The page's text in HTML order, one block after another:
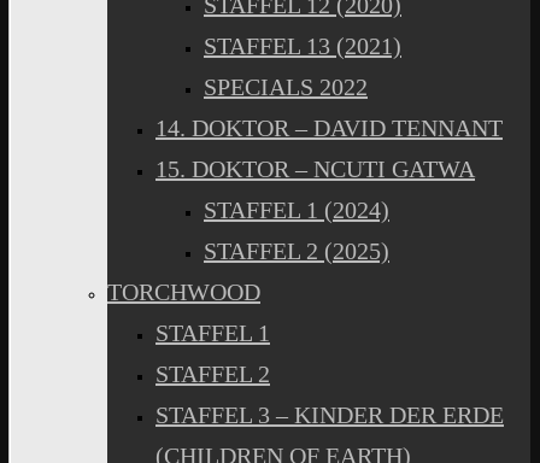
STAFFEL 13 (2021)
SPECIALS 2022
14. DOKTOR – DAVID TENNANT
15. DOKTOR – NCUTI GATWA
STAFFEL 1 (2024)
STAFFEL 2 (2025)
TORCHWOOD
STAFFEL 1
STAFFEL 2
STAFFEL 3 – KINDER DER ERDE
(CHILDREN OF EARTH)